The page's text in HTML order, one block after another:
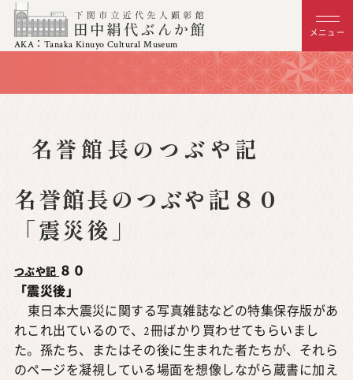
AKA：Tanaka Kinuyo Cultural Museum
メニュー
名誉館長のつぶや記
名誉館長のつぶや記８０
「震災後」
つぶや記 ８０
「震災後」
東日本大震災に関する写真雑誌などの特集保存版があ
れこれ出ているので、2冊ばかり買わせてもらいまし
た。孫たち、またはその後に生まれた者たちが、それら
のページを凝視している場面を想像しながら蔵書に加え